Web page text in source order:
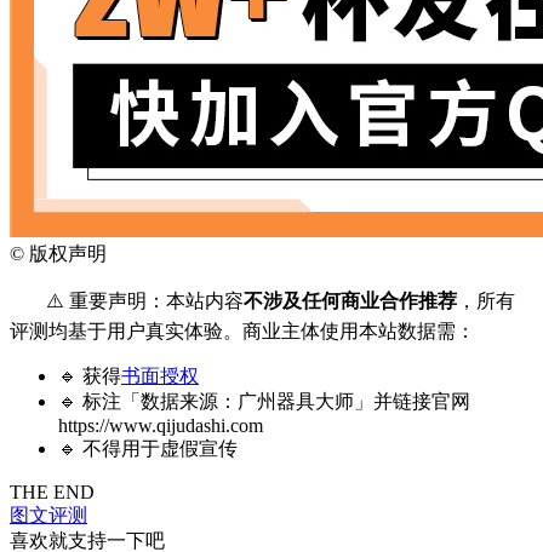
© 版权声明
⚠️ 重要声明：本站内容不涉及任何商业合作推荐 ，所有
评测均基于用户真实体验。商业主体使用本站数据需：
🔹 获得书面授权
🔹 标注「数据来源：广州器具大师」并链接官网
https://www.qijudashi.com
🔹 不得用于虚假宣传
THE END
图文评测
喜欢就支持一下吧